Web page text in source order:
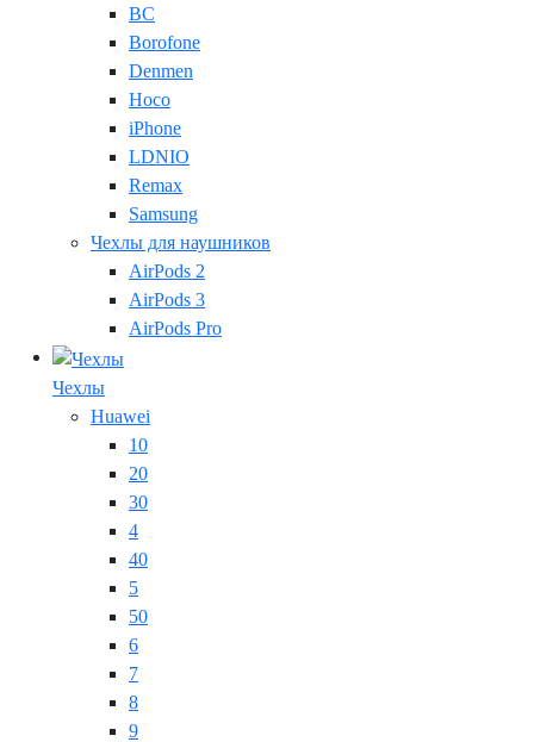
BC
Borofone
Denmen
Hoco
iPhone
LDNIO
Remax
Samsung
Чехлы для наушников
AirPods 2
AirPods 3
AirPods Pro
Чехлы
Huawei
10
20
30
4
40
5
50
6
7
8
9